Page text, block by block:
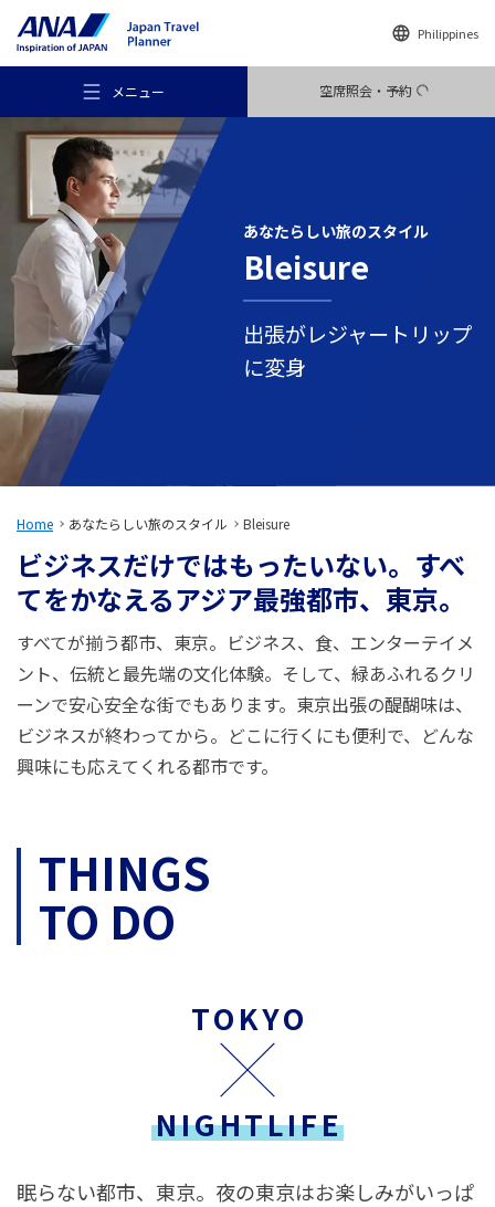
Philippines
メニュー 空席照会・予約
おすすめの旅
旅のアイデア
行き先
ANA サービス
閉じる
あなたらしい旅のスタイル
Bleisure
出張がレジャートリップ
に変身
Home あなたらしい旅のスタイル Bleisure
ビジネスだけではもったいない。 すべ
てをかなえるアジア最強都市、東京。
すべてが揃う都市、東京。ビジネス、食、エンターテイメ
ント、伝統と最先端の文化体験。そして、緑あふれるクリ
ーンで安心安全な街でもあります。東京出張の醍醐味は、
ビジネスが終わってから。どこに行くにも便利で、どんな
興味にも応えてくれる都市です。
THINGS
TO DO
TOKYO
NIGHTLIFE
眠らない都市、東京。夜の東京はお楽しみがいっぱ